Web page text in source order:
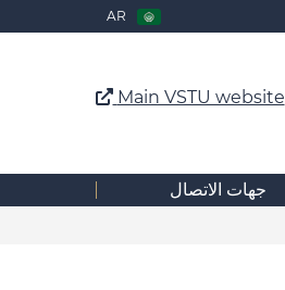
AR
Main VSTU website
جهات الاتصال